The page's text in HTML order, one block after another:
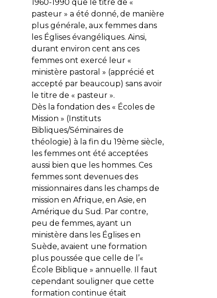
1960-1990 que le titre de «
pasteur » a été donné, de manière
plus générale, aux femmes dans
les Églises évangéliques. Ainsi,
durant environ cent ans ces
femmes ont exercé leur «
ministère pastoral » (apprécié et
accepté par beaucoup) sans avoir
le titre de « pasteur ».
Dès la fondation des « Écoles de
Mission » (Instituts
Bibliques/Séminaires de
théologie) à la fin du 19ème siècle,
les femmes ont été acceptées
aussi bien que les hommes. Ces
femmes sont devenues des
missionnaires dans les champs de
mission en Afrique, en Asie, en
Amérique du Sud. Par contre,
peu de femmes, ayant un
ministère dans les Églises en
Suède, avaient une formation
plus poussée que celle de l’«
École Biblique » annuelle. Il faut
cependant souligner que cette
formation continue était